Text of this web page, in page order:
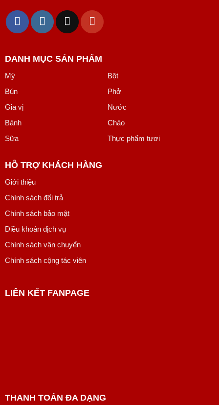
DANH MỤC SẢN PHẨM
Mỳ
Bột
Bún
Phở
Gia vị
Nước
Bánh
Cháo
Sữa
Thực phẩm tươi
HỖ TRỢ KHÁCH HÀNG
Giới thiệu
Chính sách đổi trả
Chính sách bảo mật
Điều khoản dịch vụ
Chính sách vận chuyển
Chính sách cộng tác viên
LIÊN KẾT FANPAGE
THANH TOÁN ĐA DẠNG